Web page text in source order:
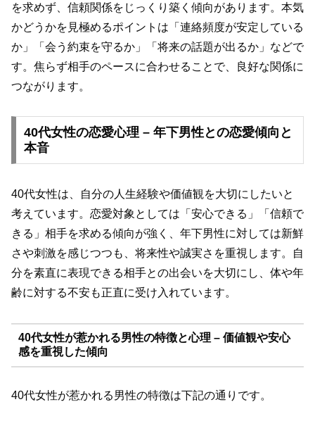
を求めず、信頼関係をじっくり築く傾向があります。本気
かどうかを見極めるポイントは「連絡頻度が安定している
か」「会う約束を守るか」「将来の話題が出るか」などで
す。焦らず相手のペースに合わせることで、良好な関係に
つながります。
40代女性の恋愛心理 – 年下男性との恋愛傾向と
本音
40代女性は、自分の人生経験や価値観を大切にしたいと
考えています。恋愛対象としては「安心できる」「信頼で
きる」相手を求める傾向が強く、年下男性に対しては新鮮
さや刺激を感じつつも、将来性や誠実さを重視します。自
分を素直に表現できる相手との出会いを大切にし、体や年
齢に対する不安も正直に受け入れています。
40代女性が惹かれる男性の特徴と心理 – 価値観や安心
感を重視した傾向
40代女性が惹かれる男性の特徴は下記の通りです。